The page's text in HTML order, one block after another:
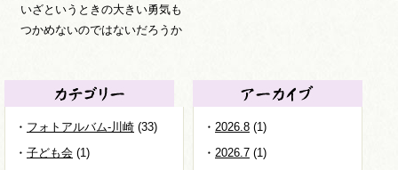
いざというときの大きい勇気も
つかめないのではないだろうか
フォトアルバム-川崎 (33)
子ども会 (1)
2026.8 (1)
2026.7 (1)